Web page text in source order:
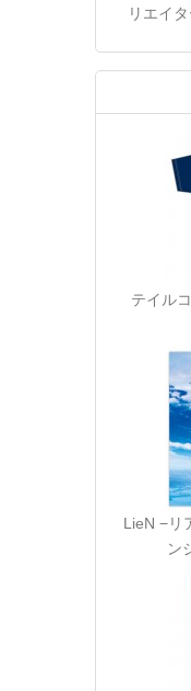
リエイ
テイル
LieN −リ
ン